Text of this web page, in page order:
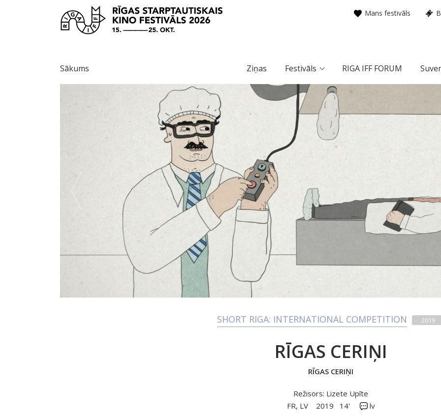
Mans festivāls
Sākums Ziņas Festivāls RIGA IFF FORUM
SHORT RIGA: INTERNATIONAL COMPETITION 2019
RĪGAS CERIŅI
RĪGAS CERIŅI
Režisors: Lizete Upīte
FR, LV
2019 14' lv